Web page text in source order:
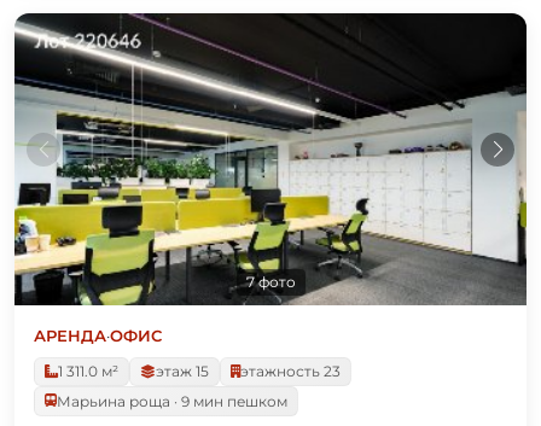
7 фото
АРЕНДА·ОФИС
1 311.0 м²
этаж 15
этажность 23
Марьина роща · 9 мин пешком